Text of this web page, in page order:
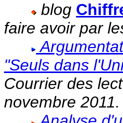
blog
faire avoir par
"Seuls dans
Courrier des
novembre